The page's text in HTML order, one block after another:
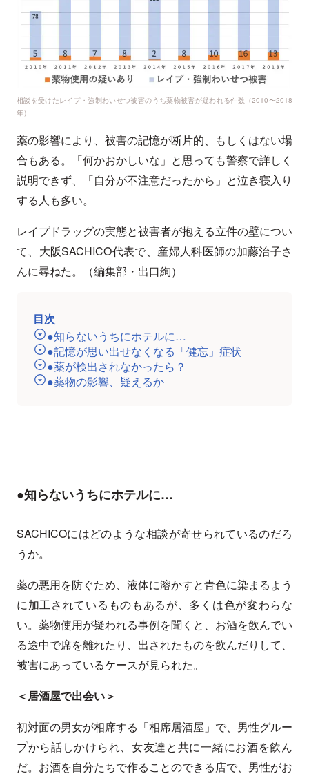
相談を受けたレイプ・強制わいせつ被害のうち薬物被害が疑われる件数（2010〜2018
年）
薬の影響により、被害の記憶が断片的、もしくはない場
合もある。「何かおかしいな」と思っても警察で詳しく
説明できず、「自分が不注意だったから」と泣き寝入り
する人も多い。
レイプドラッグの実態と被害者が抱える立件の壁につい
て、大阪SACHICO代表で、産婦人科医師の加藤治子さ
んに尋ねた。（編集部・出口絢）
目次
●知らないうちにホテルに…
●記憶が思い出せなくなる「健忘」症状
●薬が検出されなかったら？
●薬物の影響、疑えるか
●知らないうちにホテルに…
SACHICOにはどのような相談が寄せられているのだろ
うか。
薬の悪用を防ぐため、液体に溶かすと青色に染まるよう
に加工されているものもあるが、多くは色が変わらな
い。薬物使用が疑われる事例を聞くと、お酒を飲んでい
る途中で席を離れたり、出されたものを飲んだりして、
被害にあっているケースが見られた。
＜居酒屋で出会い＞
初対面の男女が相席する「相席居酒屋」で、男性グルー
プから話しかけられ、女友達と共に一緒にお酒を飲ん
だ。お酒を自分たちで作ることのできる店で、男性がお